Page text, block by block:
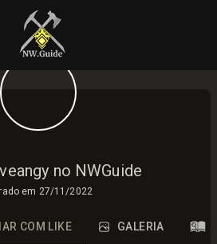
no NWGuide
em 27/11/2022
COM LIKE GALERIA